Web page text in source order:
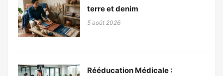
terre et denim
5 août 2026
Rééducation Médicale :